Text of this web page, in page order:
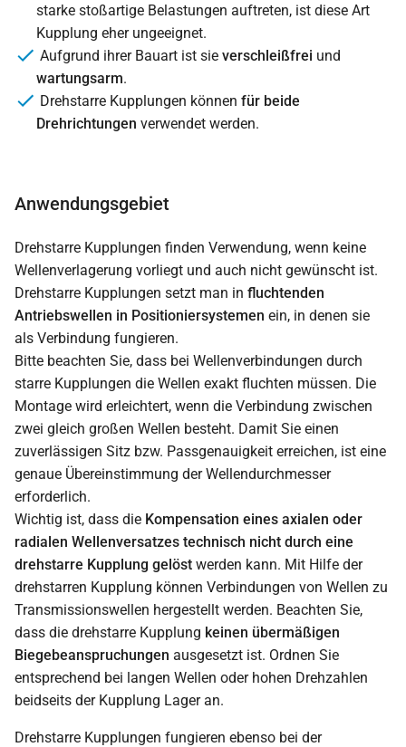
starke stoßartige Belastungen auftreten, ist diese Art
Kupplung eher ungeeignet.
Aufgrund ihrer Bauart ist sie verschleißfrei und
wartungsarm.
Drehstarre Kupplungen können für beide
Drehrichtungen verwendet werden.
Anwendungsgebiet
Drehstarre Kupplungen finden Verwendung, wenn keine
Wellenverlagerung vorliegt und auch nicht gewünscht ist.
Drehstarre Kupplungen setzt man in fluchtenden
Antriebswellen in Positioniersystemen ein, in denen sie
als Verbindung fungieren.
Bitte beachten Sie, dass bei Wellenverbindungen durch
starre Kupplungen die Wellen exakt fluchten müssen. Die
Montage wird erleichtert, wenn die Verbindung zwischen
zwei gleich großen Wellen besteht. Damit Sie einen
zuverlässigen Sitz bzw. Passgenauigkeit erreichen, ist eine
genaue Übereinstimmung der Wellendurchmesser
erforderlich.
Wichtig ist, dass die Kompensation eines axialen oder
radialen Wellenversatzes technisch nicht durch eine
drehstarre Kupplung gelöst werden kann. Mit Hilfe der
drehstarren Kupplung können Verbindungen von Wellen zu
Transmissionswellen hergestellt werden. Beachten Sie,
dass die drehstarre Kupplung keinen übermäßigen
Biegebeanspruchungen ausgesetzt ist. Ordnen Sie
entsprechend bei langen Wellen oder hohen Drehzahlen
beidseits der Kupplung Lager an.
Drehstarre Kupplungen fungieren ebenso bei der